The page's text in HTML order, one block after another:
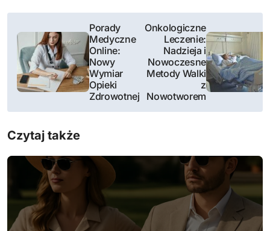
w
a
a
Porady
Medyczne
Online:
Nowy
Wymiar
Opieki
Zdrowotnej
Onkologiczne
Leczenie:
Nadzieja i
Nowoczesne
Metody Walki
z
Nowotworem
Czytaj także